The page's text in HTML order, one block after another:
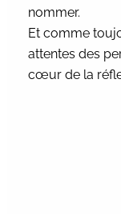
nommer.
Et comme
attentes des
cœur de la